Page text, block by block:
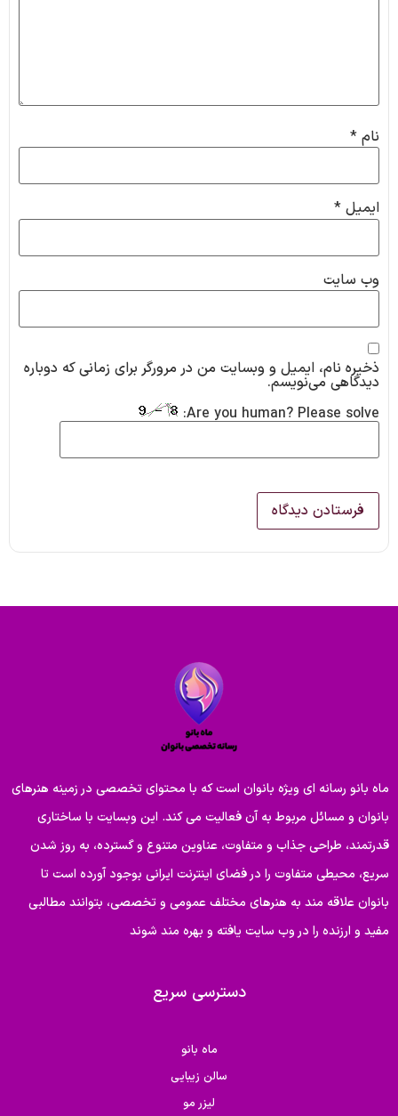
نام *
ایمیل *
وب‌ سایت
ذخیره نام، ایمیل و وبسایت من در مرورگر برای زمانی که دوباره
دیدگاهی می‌نویسم.
Are you human? Please solve:
ماه بانو رسانه ای ویژه بانوان است که با محتوای تخصصی در زمینه هنرهای
بانوان و مسائل مربوط به آن فعالیت می کند. این وبسایت با ساختاری
قدرتمند، طراحی جذاب و متفاوت، عناوین متنوع و گسترده، به روز شدن
سریع، محیطی متفاوت را در فضای اینترنت ایرانی بوجود آورده است تا
بانوان علاقه مند به هنرهای مختلف عمومی و تخصصی، بتوانند مطالبی
مفید و ارزنده را در وب سایت یافته و بهره مند شوند
دسترسی سریع
ماه بانو
سالن زیبایی
لیزر مو